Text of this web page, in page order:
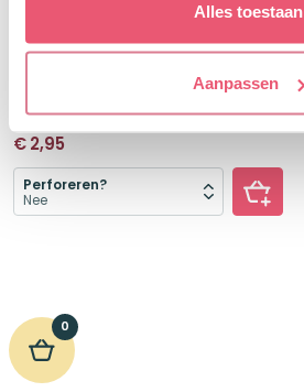
Alles toestaan
Aanpassen
Leitner Flashcards A7 Dotted
Greige
€2,95
Perforeren?
0